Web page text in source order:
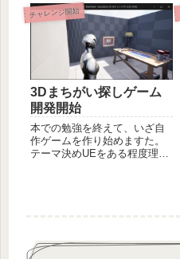
到達！頑張った。39章 コンス
トレイント色々調べたり実験
したりするも、開始直後にコ
ンストレイ...
チャレンジ開始
3Dまちがい探しゲーム
開発開始
本での勉強を終えて、いざ自
作ゲームを作り始めますた。
テーマ決めUEをある程度理解
回は-...